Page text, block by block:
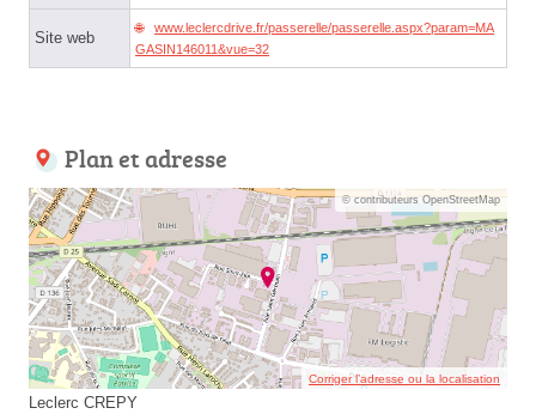
Site web
www.leclercdrive.fr/passerelle/passerelle.aspx?param=MA
GASIN146011&vue=32
Plan et adresse
© contributeurs OpenStreetMap
Corriger l’adresse ou la localisation
Leclerc CREPY